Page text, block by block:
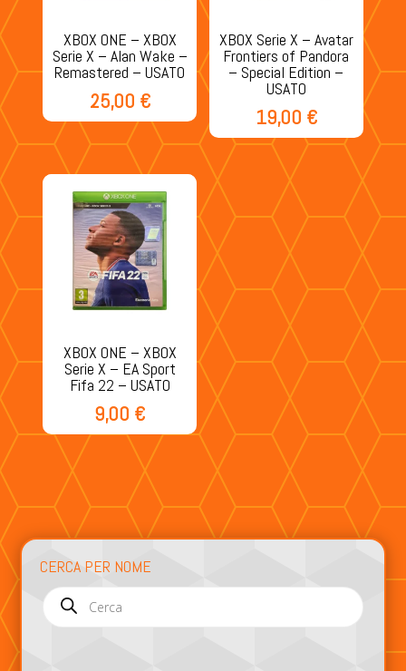
XBOX ONE – XBOX
Serie X – Alan Wake –
Remastered – USATO
25,00 €
XBOX Serie X – Avatar
Frontiers of Pandora
– Special Edition –
USATO
19,00 €
XBOX ONE – XBOX
Serie X – EA Sport
Fifa 22 – USATO
9,00 €
CERCA PER NOME
Products
search